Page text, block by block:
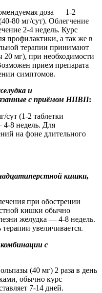
доза — 1-2
80 мг/сут). Облегчение
2-4 недель. Курс
профилактики, а так же в
терапии принимают
20 мг), при необходимости
прием препарата
симптомов.
и
с приёмом НПВП:
сут (1-2 таблетки
8 недель. Для
на фоне длительного
кишки,
при обострении
кишки обычно
желудка — 4-8 недель.
увеличивается.
с
(40 мг) 2 раза в день
обычно курс
7-14 дней.